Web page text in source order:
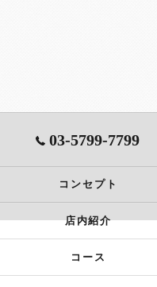
03-5799-7799
コンセプト
店内紹介
コース